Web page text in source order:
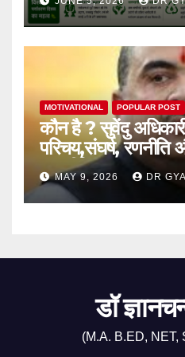
MOTIVATIONAL POPULAR POST
कौन है ? सुवेंदु
परिचय,संघर्ष, रणनीति
राजनीतिक सफर
MAY 9, 2026 DR
डॉ
(M.A. B.ED, NET,